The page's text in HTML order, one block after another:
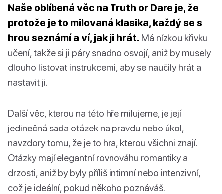
Naše oblíbená věc na Truth or Dare je, že
protože je to milovaná klasika, každý se s
hrou seznámí a ví, jak ji hrát. Má nízkou křivku
učení, takže si ji páry snadno osvojí, aniž by musely
dlouho listovat instrukcemi, aby se naučily hrát a
nastavit ji.
Další věc, kterou na této hře milujeme, je její
jedinečná sada otázek na pravdu nebo úkol,
navzdory tomu, že je to hra, kterou všichni znají.
Otázky mají elegantní rovnováhu romantiky a
drzosti, aniž by byly příliš intimní nebo intenzivní,
což je ideální, pokud někoho poznáváš.